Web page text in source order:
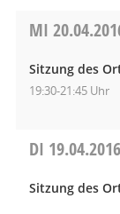
MI
Sitzung des
19:30-21:45 Uhr
DI 19.04.2016
Sitzung des